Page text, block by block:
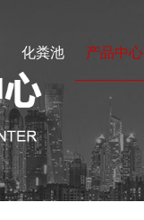
化粪池 产品中心